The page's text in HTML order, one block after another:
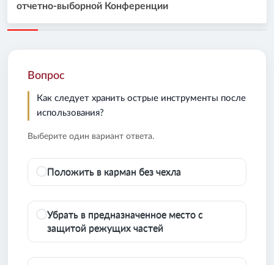
отчетно-выборной Конференции
Вопрос
Как следует хранить острые инструменты после
использования?
Выберите один вариант ответа.
Положить в карман без чехла
Убрать в предназначенное место с
защитой режущих частей